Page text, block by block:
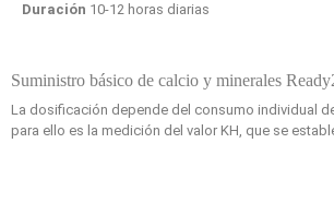
Duración 10-12 horas diarias
Suministro básico de calcio y minerales
La dosificación depende del consumo individual
para ello es la medición del valor KH, que se